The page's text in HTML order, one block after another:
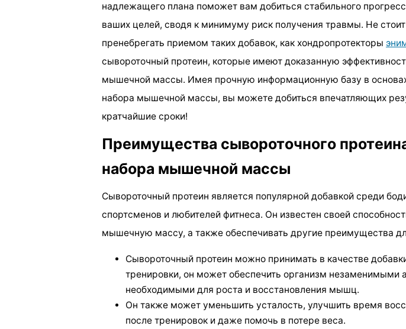
надлежащего плана поможет вам добиться стабильного
ваших целей, сводя к минимуму риск получения травмы. Не
пренебрегать приемом таких добавок, как хондропротекторы
сывороточный протеин, которые имеют доказанную
мышечной массы. Имея прочную информационную базу в
набора мышечной массы, вы можете добиться впечатляющих
кратчайшие сроки!
Преимущества сывороточного
набора мышечной массы
Сывороточный протеин является популярной добавкой среди
спортсменов и любителей фитнеса. Он известен своей
мышечную массу, а также обеспечивать другие преимущества
Сывороточный протеин можно принимать в качестве
тренировки, он может обеспечить организм незаменимыми
необходимыми для роста и восстановления мышц.
Он также может уменьшить усталость, улучшить время
после тренировок и даже помочь в потере веса.